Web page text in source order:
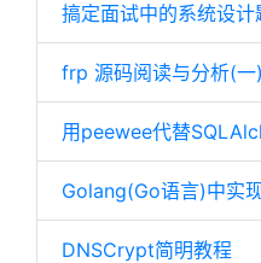
搞定面试中的系统设计
frp 源码阅读与分析(
用peewee代替
Golang(Go语言)中实
DNSCrypt简明教程